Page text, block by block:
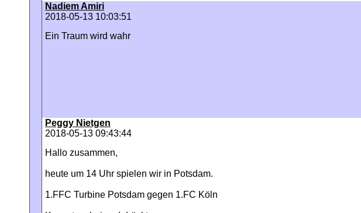
Nadiem Amiri
2018-05-13 10:03:51
Ein Traum wird wahr
Peggy Nietgen
2018-05-13 09:43:44
Hallo zusammen,
heute um 14 Uhr spielen wir in Potsdam.
1.FFC Turbine Potsdam gegen 1.FC Köln